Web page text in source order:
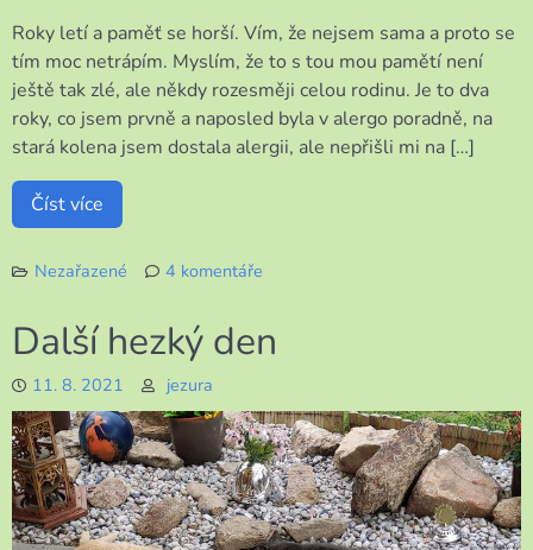
vždy
potěší
Roky letí a paměť se horší. Vím, že nejsem sama a proto se
tím moc netrápím. Myslím, že to s tou mou pamětí není
ještě tak zlé, ale někdy rozesměji celou rodinu. Je to dva
roky, co jsem prvně a naposled byla v alergo poradně, na
stará kolena jsem dostala alergii, ale nepřišli mi na […]
Číst více
Nezařazené
4 komentáře
s
moje
paměť!
Další hezký den
11. 8. 2021 jezura